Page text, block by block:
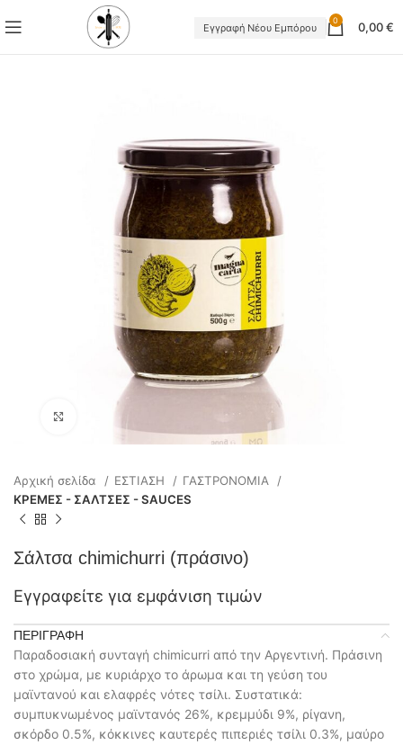
Εγγραφή Νέου Εμπόρου
0 0,00€
Αρχική σελίδα ΕΣΤΙΑΣΗ
ΓΑΣΤΡΟΝΟΜΙΑ
ΚΡΕΜΕΣ - ΣΑΛΤΣΕΣ - SAUCES
Σάλτσα chimichurri (πράσινο)
Εγγραφείτε για εμφάνιση τιμών
ΠΕΡΙΓΡΑΦΉ
Παραδοσιακή συνταγή chimicurri από την Αργεντινή. Πράσινη
στο χρώμα, με κυριάρχο το άρωμα και τη γεύση του
μαϊντανού και ελαφρές νότες τσίλι. Συστατικά:
συμπυκνωμένος μαϊντανός 26%, κρεμμύδι 9%, ρίγανη,
σκόρδο 0.5%, κόκκινες καυτερές πιπεριές τσίλι 0.3%, μαύρο